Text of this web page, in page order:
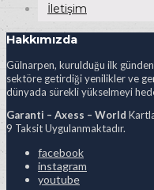
İletişim
Hakkımızda
Gülnarpen, kurulduğu ilk
sektöre getirdiği yenilikler ve
dünyada sürekli yükselmeyi
Garanti – Axess – World
9 Taksit Uygulanmaktadır.
facebook
instagram
youtube